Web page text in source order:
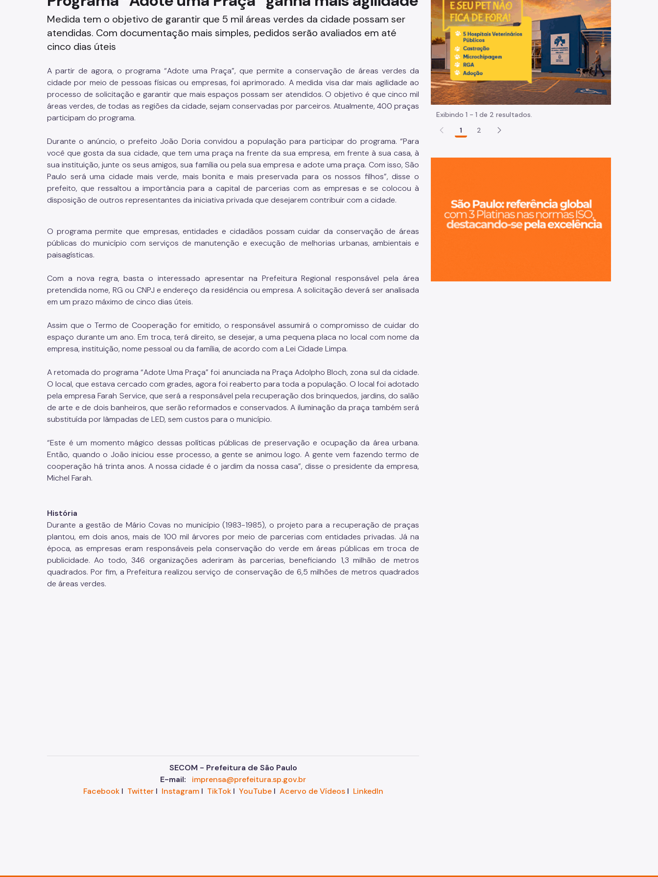
Funerários e Cemiteriais
Rua e Bairro
Saúde e Bem-estar
Trabalho
Impostos e Taxas
Legislação
Nota do Milhão
Oportunidades
Normas e procedimentos
Medida tem o objetivo de garantir que 5 mil áreas verdes da cidade possam ser
atendidas. Com documentação mais simples, pedidos serão avaliados em até
cinco dias úteis
A partir de agora, o programa “Adote uma Praça”, que permite a conservação de áreas verdes da
cidade por meio de pessoas físicas ou empresas, foi aprimorado. A medida visa dar mais agilidade ao
processo de solicitação e garantir que mais espaços possam ser atendidos. O objetivo é que cinco mil
áreas verdes, de todas as regiões da cidade, sejam conservadas por parceiros. Atualmente, 400 praças
participam do programa.
Durante o anúncio, o prefeito João Doria convidou a população para participar do programa. “Para
você que gosta da sua cidade, que tem uma praça na frente da sua empresa, em frente à sua casa, à
sua instituição, junte os seus amigos, sua família ou pela sua empresa e adote uma praça. Com isso, São
Paulo será uma cidade mais verde, mais bonita e mais preservada para os nossos filhos”, disse o
prefeito, que ressaltou a importância para a capital de parcerias com as empresas e se colocou à
disposição de outros representantes da iniciativa privada que desejarem contribuir com a cidade.
O programa permite que empresas, entidades e cidadãos possam cuidar da conservação de áreas
públicas do município com serviços de manutenção e execução de melhorias urbanas, ambientais e
paisagísticas.
Com a nova regra, basta o interessado apresentar na Prefeitura Regional responsável pela área
pretendida nome, RG ou CNPJ e endereço da residência ou empresa. A solicitação deverá ser analisada
em um prazo máximo de cinco dias úteis.
Assim que o Termo de Cooperação for emitido, o responsável assumirá o compromisso de cuidar do
espaço durante um ano. Em troca, terá direito, se desejar, a uma pequena placa no local com nome da
empresa, instituição, nome pessoal ou da família, de acordo com a Lei Cidade Limpa.
A retomada do programa “Adote Uma Praça” foi anunciada na Praça Adolpho Bloch, zona sul da cidade.
O local, que estava cercado com grades, agora foi reaberto para toda a população. O local foi adotado
pela empresa Farah Service, que será a responsável pela recuperação dos brinquedos, jardins, do salão
de arte e de dois banheiros, que serão reformados e conservados. A iluminação da praça também será
substituída por lâmpadas de LED, sem custos para o município.
“Este é um momento mágico dessas políticas públicas de preservação e ocupação da área urbana.
Então, quando o João iniciou esse processo, a gente se animou logo. A gente vem fazendo termo de
cooperação há trinta anos. A nossa cidade é o jardim da nossa casa”, disse o presidente da empresa,
Michel Farah.
História
Durante a gestão de Mário Covas no município (1983-1985), o projeto para a recuperação de praças
plantou, em dois anos, mais de 100 mil árvores por meio de parcerias com entidades privadas. Já na
época, as empresas eram responsáveis pela conservação do verde em áreas públicas em troca de
publicidade. Ao todo, 346 organizações aderiram às parcerias, beneficiando 1,3 milhão de metros
quadrados. Por fim, a Prefeitura realizou serviço de conservação de 6,5 milhões de metros quadrados
de áreas verdes.
SECOM - Prefeitura de São Paulo
E-mail:
imprensa@prefeitura.sp.gov.br
FacebookI TwitterI InstagramI TikTokI YouTubeI Acervo de VídeosI LinkedIn
Exibindo 1 - 1 de 2 resultados.
1
2